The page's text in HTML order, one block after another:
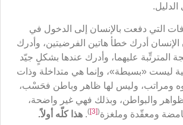
الدليل.
التي دفعت بالإنسان إلى الدخول في
الإنسان أدرك خطأ هاتين الفرضيتين، وأدرك
المترتِّبة عليهما، وأدرك عندها بشكلٍ جيّد
ليست «بسيطة»، وإنما هي متداخلة وذات
ومراتب، وليس لها ظاهر وباطن فحَسْب،
والبواطن، وبذلك فهي غير واضحة،
ومعقّدة وملغزة(
[3]
)
. هذا كلّه أولاً.